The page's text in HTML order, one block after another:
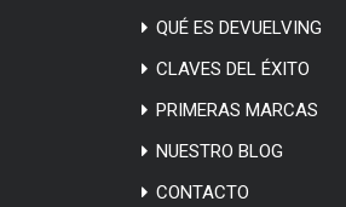
QUÉ ES DEVUELVING
CLAVES DEL ÉXITO
PRIMERAS MARCAS
NUESTRO BLOG
CONTACTO